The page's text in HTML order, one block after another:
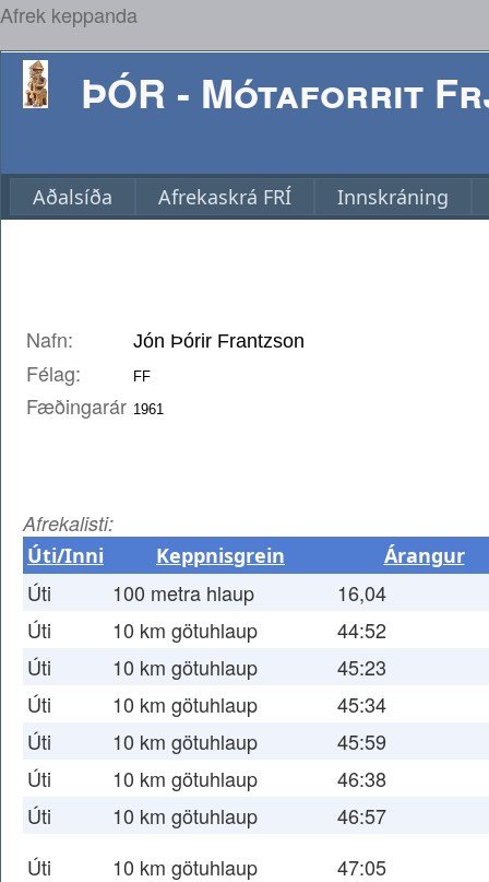
Afrek keppanda
ÞÓR - Mótaforrit
Aðalsíða Afrekaskrá FRÍ Innskráning
Nafn:
Félag:
Fæðingarár
Afrekalisti:
Úti/Inni Keppnisgrein Árangur
Úti 100 metra hlaup
16,04
Úti
10 km götuhlaup
44:52
Úti
10 km götuhlaup
45:23
Úti
10 km götuhlaup
45:34
Úti
10 km götuhlaup
45:59
Úti
10 km götuhlaup
46:38
Úti
10 km götuhlaup
46:57
Úti
10 km götuhlaup
47:05